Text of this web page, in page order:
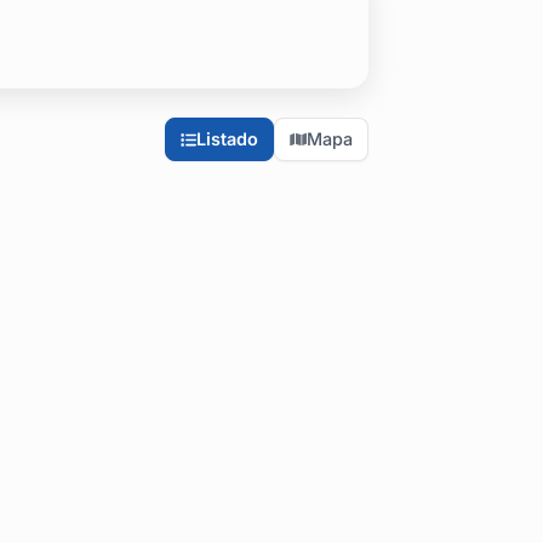
Listado Mapa
eficiencia logística.
opciones de estilo más rústico y campestre que
necesaria para asegurar que tu evento —ya sea
para elegir el lugar ideal.